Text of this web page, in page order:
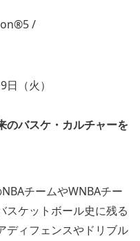
/
（火）
のバスケ・カルチャーを
チームやWNBAチー
スケットボール史に残る
ディフェンスやドリブル